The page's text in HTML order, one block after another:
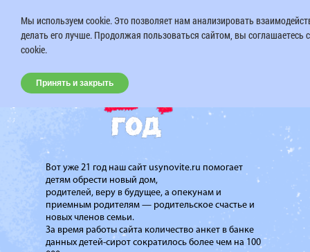
Вот уже 21 год наш сайт usynovite.ru помогает
детям обрести новый дом,
родителей, веру в будущее, а опекунам и
приемным родителям — родительское счастье и
новых членов семьи.
За время работы сайта количество анкет в банке
данных детей-сирот сократилось более чем на 100
Мы используем cookie. Это позволяет нам анализировать
делать его лучше. Продолжая пользоваться сайтом, вы соглашаетесь
cookie.
Принять и закрыть